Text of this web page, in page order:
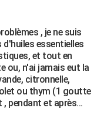
, je ne suis
essentielles
et tout en
ou, n'ai jamais eut la
citronnelle,
ou thym (1 goutte
pendant et après...